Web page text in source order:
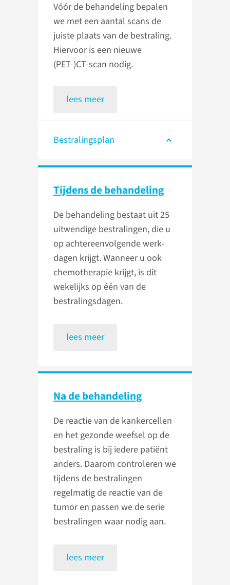
Vóór de behandeling bepalen
we met een aantal scans de
juiste plaats van de bestraling.
Hiervoor is een nieuwe
(PET-)CT-scan nodig.
lees meer
Bestralingsplan
Tijdens de behandeling
De behandeling bestaat uit 25
uitwendige bestralingen, die u
op achtereenvolgende werk­
dagen krijgt. Wanneer u ook
chemotherapie krijgt, is dit
wekelijks op één van de
bestralingsdagen.
lees meer
Na de behandeling
De reactie van de kankercellen
en het gezonde weefsel op de
bestraling is bij iedere patiënt
anders. Daarom controleren we
tijdens de bestralingen
regelmatig de reactie van de
tumor en passen we de serie
bestralingen waar nodig aan.
lees meer